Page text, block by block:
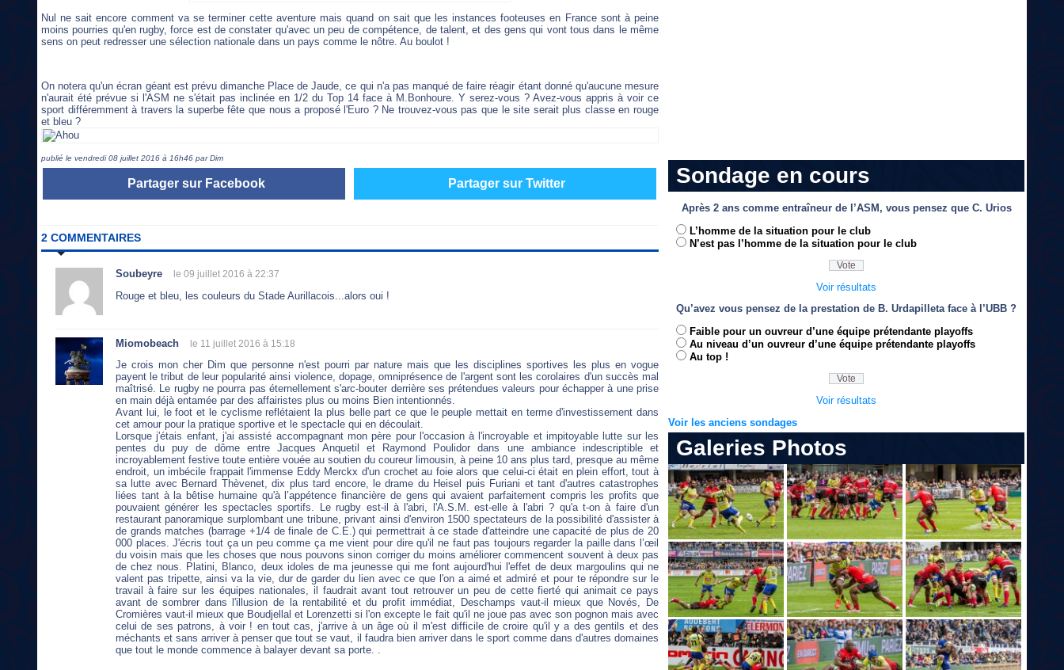
Nul ne sait encore comment va se terminer cette aventure mais quand on sait que les instances footeuses en France sont à peine
moins pourries qu'en rugby, force est de constater qu'avec un peu de compétence, de talent, et des gens qui vont tous dans le même
sens on peut redresser une sélection nationale dans un pays comme le nôtre. Au boulot !
On notera qu'un écran géant est prévu dimanche Place de Jaude, ce qui n'a pas manqué de faire réagir étant donné qu'aucune mesure
n'aurait été prévue si l'ASM ne s'était pas inclinée en 1/2 du Top 14 face à M.Bonhoure. Y serez-vous ? Avez-vous appris à voir ce
sport différemment à travers la superbe fête que nous a proposé l'Euro ? Ne trouvez-vous pas que le site serait plus classe en rouge
et bleu ?
publié le vendredi 08 juillet 2016 à 16h46 par Dim
Partager sur Facebook Partager sur Twitter
2 COMMENTAIRES
Soubeyre le 09 juillet 2016 à 22:37
Rouge et bleu, les couleurs du Stade Aurillacois...alors oui !
Miomobeach le 11 juillet 2016 à 15:18
Je crois mon cher Dim que personne n'est pourri par nature mais que les disciplines sportives les plus en vogue
payent le tribut de leur popularité ainsi violence, dopage, omniprésence de l'argent sont les corolaires d'un succès mal
maîtrisé. Le rugby ne pourra pas éternellement s'arc-bouter derrière ses prétendues valeurs pour échapper à une prise
en main déjà entamée par des affairistes plus ou moins Bien intentionnés.
Avant lui, le foot et le cyclisme reflétaient la plus belle part ce que le peuple mettait en terme d'investissement dans
cet amour pour la pratique sportive et le spectacle qui en découlait.
Lorsque j'étais enfant, j'ai assisté accompagnant mon père pour l'occasion à l'incroyable et impitoyable lutte sur les
pentes du puy de dôme entre Jacques Anquetil et Raymond Poulidor dans une ambiance indescriptible et
incroyablement festive toute entière vouée au soutien du coureur limousin, à peine 10 ans plus tard, presque au même
endroit, un imbécile frappait l'immense Eddy Merckx d'un crochet au foie alors que celui-ci était en plein effort, tout à
sa lutte avec Bernard Thèvenet, dix plus tard encore, le drame du Heisel puis Furiani et tant d'autres catastrophes
liées tant à la bêtise humaine qu'à l’appétence financière de gens qui avaient parfaitement compris les profits que
pouvaient générer les spectacles sportifs. Le rugby est-il à l'abri, l'A.S.M. est-elle à l'abri ? qu'a t-on à faire d'un
restaurant panoramique surplombant une tribune, privant ainsi d'environ 1500 spectateurs de la possibilité d'assister à
de grands matches (barrage +1/4 de finale de C.E.) qui permettrait à ce stade d'atteindre une capacité de plus de 20
000 places. J'écris tout ça un peu comme ça me vient pour dire qu'il ne faut pas toujours regarder la paille dans l’œil
du voisin mais que les choses que nous pouvons sinon corriger du moins améliorer commencent souvent à deux pas
de chez nous. Platini, Blanco, deux idoles de ma jeunesse qui me font aujourd'hui l'effet de deux margoulins qui ne
valent pas tripette, ainsi va la vie, dur de garder du lien avec ce que l'on a aimé et admiré et pour te répondre sur le
travail à faire sur les équipes nationales, il faudrait avant tout retrouver un peu de cette fierté qui animait ce pays
avant de sombrer dans l'illusion de la rentabilité et du profit immédiat, Deschamps vaut-il mieux que Novés, De
Cromières vaut-il mieux que Boudjellal et Lorenzetti si l'on excepte le fait qu'il ne joue pas avec son pognon mais avec
celui de ses patrons, à voir ! en tout cas, j'arrive à un âge où il m'est difficile de croire qu'il y a des gentils et des
méchants et sans arriver à penser que tout se vaut, il faudra bien arriver dans le sport comme dans d'autres domaines
que tout le monde commence à balayer devant sa porte. .
Sondage en cours
Après 2 ans comme entraîneur de l’ASM, vous pensez que C. Urios
L’homme de la situation pour le club
N’est pas l’homme de la situation pour le club
Voir résultats
Qu’avez vous pensez de la prestation de B. Urdapilleta face à l’UBB ?
Faible pour un ouvreur d’une équipe prétendante playoffs
Au niveau d’un ouvreur d’une équipe prétendante playoffs
Au top !
Voir résultats
Voir les anciens sondages
Galeries Photos